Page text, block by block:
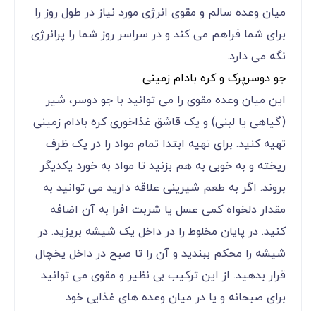
میان وعده سالم و مقوی انرژی مورد نیاز در طول روز را
برای شما فراهم می کند و در سراسر روز شما را پرانرژی
نگه می دارد.
جو دوسرپرک و کره بادام زمینی
این میان وعده مقوی را می توانید با جو دوسر، شیر
(گیاهی یا لبنی) و یک قاشق غذاخوری کره بادام زمینی
تهیه کنید. برای تهیه ابتدا تمام مواد را در یک ظرف
ریخته و به خوبی به هم بزنید تا مواد به خورد یکدیگر
بروند. اگر به طعم شیرینی علاقه دارید می توانید به
مقدار دلخواه کمی عسل یا شربت افرا به آن اضافه
کنید. در پایان مخلوط را در داخل یک شیشه بریزید. در
شیشه را محکم ببندید و آن را تا صبح در داخل یخچال
قرار بدهید. از این ترکیب بی نظیر و مقوی می توانید
برای صبحانه و یا در میان وعده های غذایی خود